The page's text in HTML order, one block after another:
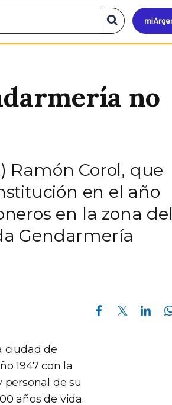
Buscar
en
el
no
Ramón Corol, que
en el año
en la zona del
Gendarmería
Compartir en Facebook Compartir en Twitter Compartir en Linkedin Compartir en Whatsapp
ciudad de
1947 con la
personal de su
años de vida.